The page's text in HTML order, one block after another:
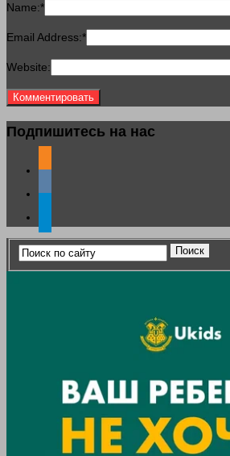
Name:*
Email Address:*
Website:
Подпишитесь на нас